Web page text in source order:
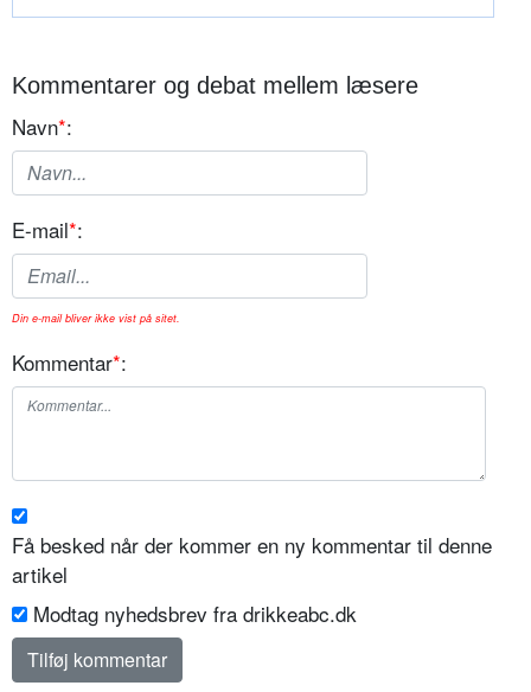
Kommentarer og debat mellem læsere
Navn*:
E-mail*:
Din e-mail bliver ikke vist på sitet.
Kommentar*:
Få besked når der kommer en ny kommentar til denne
artikel
Modtag nyhedsbrev fra drikkeabc.dk